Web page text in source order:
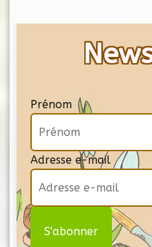
Prénom
Adresse e-mail